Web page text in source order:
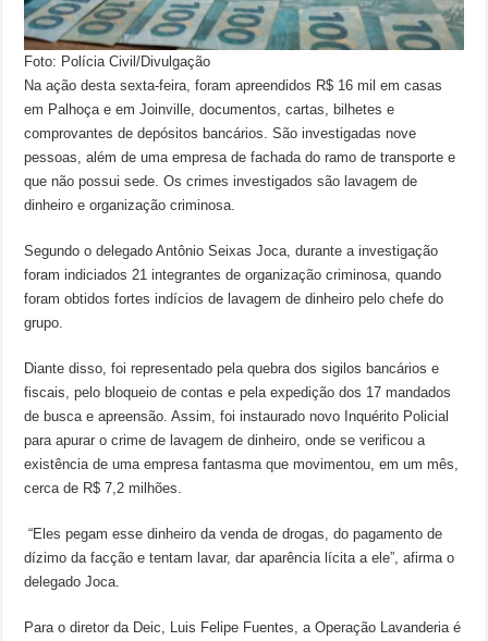
Foto: Polícia Civil/Divulgação
Na ação desta sexta-feira, foram apreendidos R$ 16 mil em casas
em Palhoça e em Joinville, documentos, cartas, bilhetes e
comprovantes de depósitos bancários. São investigadas nove
pessoas, além de uma empresa de fachada do ramo de transporte e
que não possui sede. Os crimes investigados são lavagem de
dinheiro e organização criminosa.
Segundo o delegado Antônio Seixas Joca, durante a investigação
foram indiciados 21 integrantes de organização criminosa, quando
foram obtidos fortes indícios de lavagem de dinheiro pelo chefe do
grupo.
Diante disso, foi representado pela quebra dos sigilos bancários e
fiscais, pelo bloqueio de contas e pela expedição dos 17 mandados
de busca e apreensão. Assim, foi instaurado novo Inquérito Policial
para apurar o crime de lavagem de dinheiro, onde se verificou a
existência de uma empresa fantasma que movimentou, em um mês,
cerca de R$ 7,2 milhões.
“Eles pegam esse dinheiro da venda de drogas, do pagamento de
dízimo da facção e tentam lavar, dar aparência lícita a ele”, afirma o
delegado Joca.
Para o diretor da Deic, Luis Felipe Fuentes, a Operação Lavanderia é